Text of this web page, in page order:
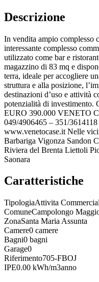
Descrizione
In vendita ampio complesso
interessante complesso
utilizzato come bar e
magazzino di 83 mq e
terra, ideale per accogliere
struttura e alla posizione,
destinazioni d’uso e attività
potenzialità di investimento.
EURO 390.000 VENETO
049/4906465 – 351/
www.venetocase.it Nelle
Barbariga Vigonza Sandon
Riviera del Brenta Liettoli
Saonara
Caratteristiche
TipologiaAttivita
ComuneCampolongo
ZonaSanta Maria Assunta
Camere0 camere
Bagni0 bagni
Garage0
Riferimento705-FBOJ
IPE0.00 kWh/m3anno